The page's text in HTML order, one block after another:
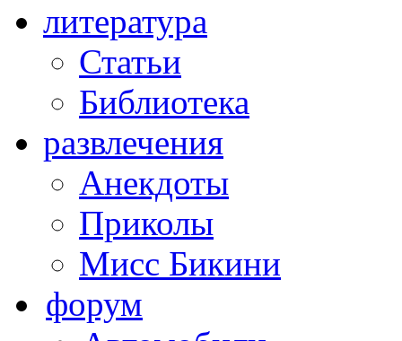
литература
Статьи
Библиотека
развлечения
Анекдоты
Приколы
Мисс Бикини
форум